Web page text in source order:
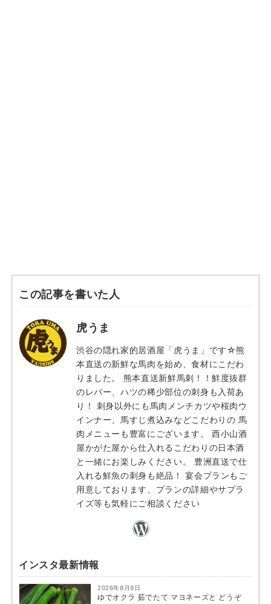
この記事を書いた人
虎うま
渋谷の隠れ家的居酒屋「虎うま」です☆熊
本直送の新鮮な馬肉を始め、食材にこだわ
りました。 熊本直送新鮮馬刺！！鮮度抜群
のレバー、ハツの稀少部位の刺身も入荷あ
り！ 刺身以外にも馬肉メンチカツや桜肉ウ
インナー、馬すじ煮込みなどこだわりの 馬
肉メニューも豊富にございます。 西小山酒
屋かがた屋から仕入れるこだわりの日本酒
と一緒にお楽しみください。 豊洲直送で仕
入れる鮮魚の刺身も絶品！ 宴会プランもご
用意しております、プランの詳細やサプラ
イズ等も気軽にご相談ください
インスタ最新情報
2026年8月9日
ゆでオクラ 茹でたて マヨネーズと どうぞ